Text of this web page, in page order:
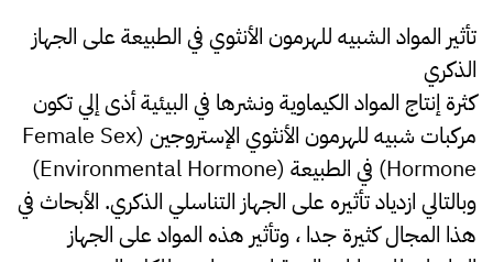
تأثير المواد الشبيه للهرمون الأنثوي في الطبيعة على الجهاز
الذكري
كثرة إنتاج المواد الكيماوية ونشرها في البيئية أذى إلي تكون
مركبات شبيه للهرمون الأنثوي الإستروجين (Female Sex
Hormone) في الطبيعة (Environmental Hormone)
وبالتالي ازدياد تأثيره على الجهاز التناسلي الذكري. الأبحاث في
هذا المجال كثيرة جدا ، وتأثير هذه المواد على الجهاز